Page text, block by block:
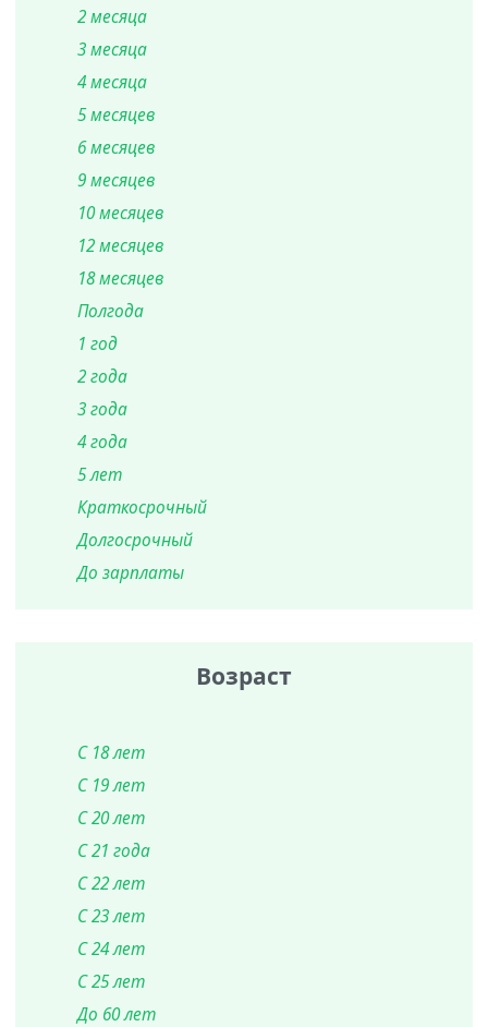
2 месяца
3 месяца
4 месяца
5 месяцев
6 месяцев
9 месяцев
10 месяцев
12 месяцев
18 месяцев
Полгода
1 год
2 года
3 года
4 года
5 лет
Краткосрочный
Долгосрочный
До зарплаты
Возраст
С 18 лет
С 19 лет
С 20 лет
С 21 года
С 22 лет
С 23 лет
С 24 лет
С 25 лет
До 60 лет